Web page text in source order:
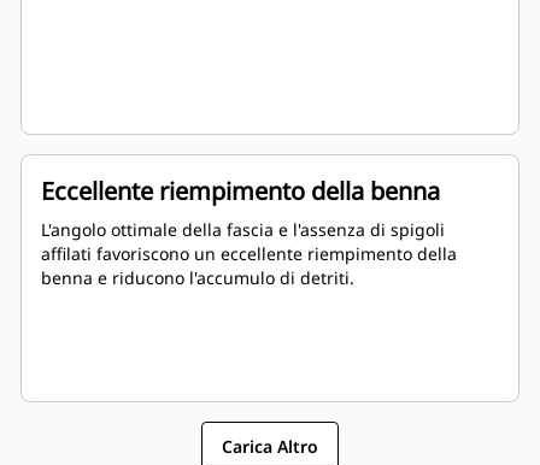
Eccellente riempimento della benna
L'angolo ottimale della fascia e l'assenza di spigoli
affilati favoriscono un eccellente riempimento della
benna e riducono l'accumulo di detriti.
Carica Altro